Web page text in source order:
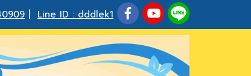
Line ID : dddlek1